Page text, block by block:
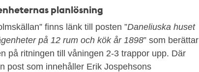
planlösning
finns länk till posten ”Daneliuska huset
på 12 rum och kök år 1898” som berättar
på ritningen till våningen 2-3 trappor upp. Där
post som innehåller Erik Jospehsons